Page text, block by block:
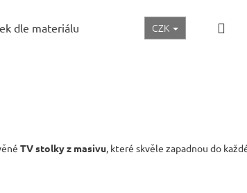
dle materiálu Realizace a inspirace
CZK
TV stolky z masivu , které skvěle zapadnou do